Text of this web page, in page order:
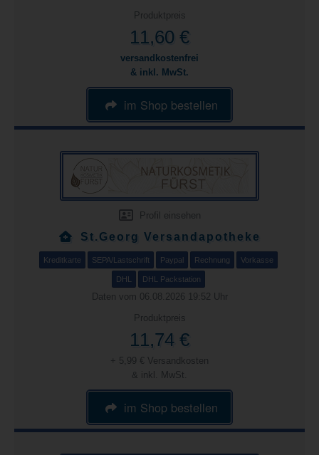
Produktpreis
11,60 €
versandkostenfrei
& inkl. MwSt.
im Shop bestellen
Profil einsehen
St.Georg Versandapotheke
Kreditkarte SEPA/Lastschrift Paypal Rechnung Vorkasse
DHL DHL Packstation
Daten vom 06.08.2026 19:52 Uhr
Produktpreis
11,74 €
+ 5,99 € Versandkosten
& inkl. MwSt.
im Shop bestellen